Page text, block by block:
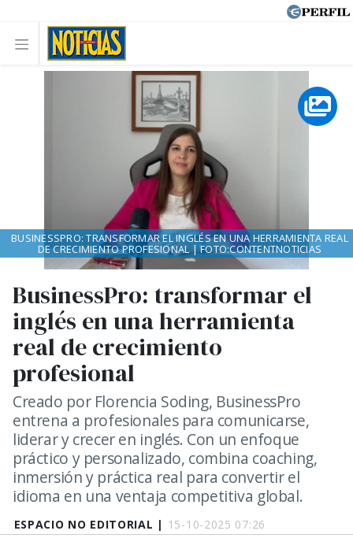
ESPACIO NO EDITORIAL | 15-10-2025 07:26
BusinessPro: transformar el
inglés en una herramienta
real de crecimiento
profesional
Creado por Florencia Soding, BusinessPro
entrena a profesionales para comunicarse,
liderar y crecer en inglés. Con un enfoque
práctico y personalizado, combina coaching,
inmersión y práctica real para convertir el
idioma en una ventaja competitiva global.
BUSINESSPRO: TRANSFORMAR EL INGLÉS EN UNA HERRAMIENTA REAL
DE CRECIMIENTO PROFESIONAL | FOTO:CONTENTNOTICIAS